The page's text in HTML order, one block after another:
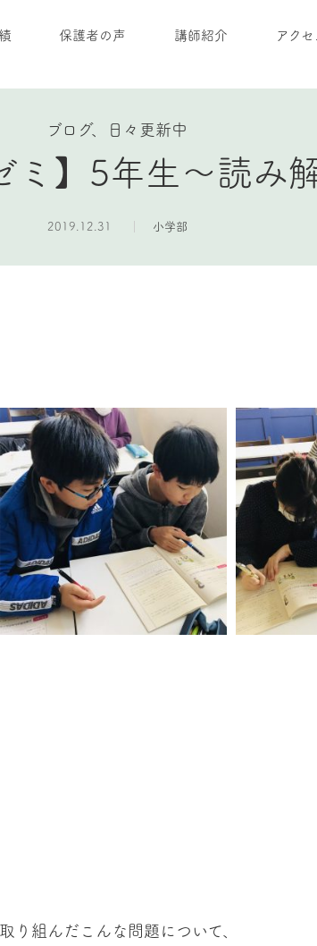
保護者の声 講師紹介 アク
ブログ、日々更新中
ミ】5年生～読み
2019.12.31 小学部
り組んだこんな問題について、